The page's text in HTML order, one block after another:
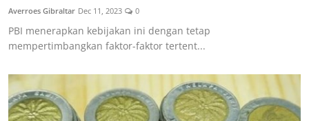
Averroes Gibraltar Dec 11, 2023 0
PBI menerapkan kebijakan ini dengan tetap
mempertimbangkan faktor-faktor tertent...